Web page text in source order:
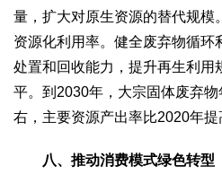
量，扩大对原生资源的替代规模
资源化利用率。健全废弃物循环
处置和回收能力，提升再生利用
平。到2030年，大宗固体废弃
右，主要资源产出率比2020年提
八、推动消费模式绿色转型